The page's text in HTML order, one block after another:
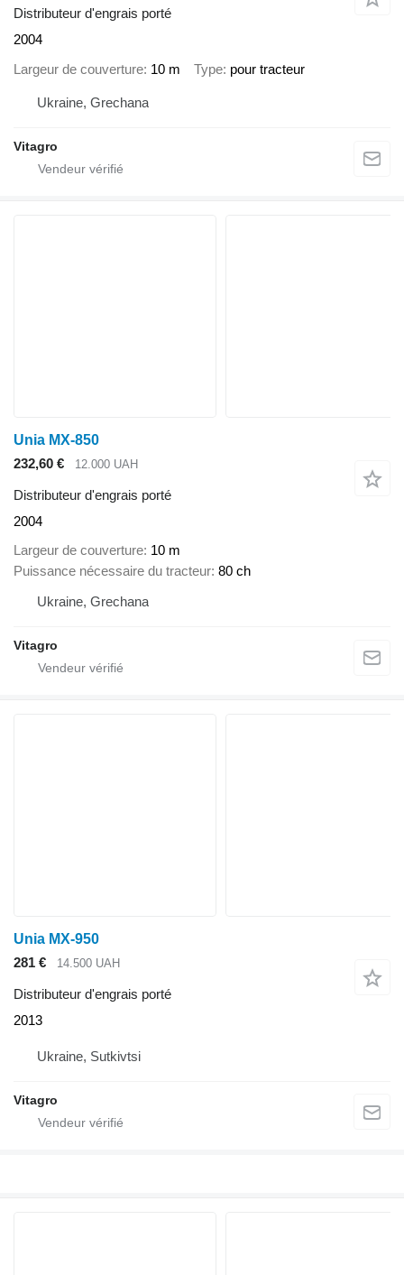
Distributeur d'engrais porté
2004
Largeur de couverture 10 m Type pour tracteur
Ukraine, Grechana
Vitagro
Unia MX-850
232,60 €
12.000 UAH
Distributeur d'engrais porté
2004
Largeur de couverture 10 m
Puissance nécessaire du tracteur 80 ch
Ukraine, Grechana
Vitagro
Unia MX-950
281 €
14.500 UAH
Distributeur d'engrais porté
2013
Ukraine, Sutkivtsi
Vitagro